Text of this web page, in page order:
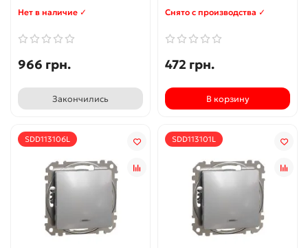
Нет в наличие ✓
966 грн.
Закончились
Снято с производства ✓
472 грн.
В корзину
SDD113106L SDD113101L